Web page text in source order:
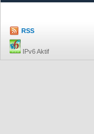
RSS
IPv6 Aktif